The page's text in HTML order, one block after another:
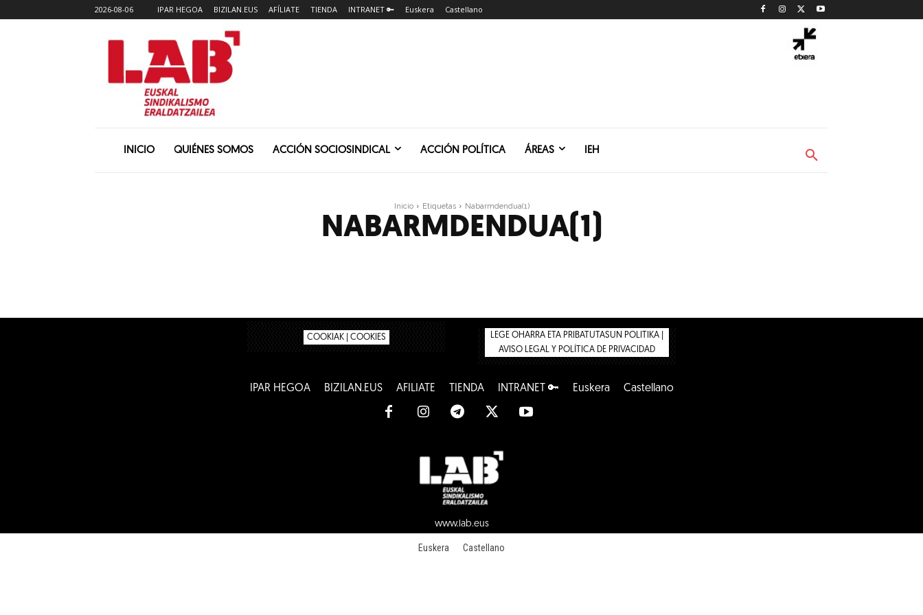
2026-08-06 IPAR HEGOA BIZILAN.EUS AFÍLIATE TIENDA INTRANET 🔑 Euskera Castellano
INICIO QUIÉNES SOMOS ACCIÓN SOCIOSINDICAL ACCIÓN POLÍTICA ÁREAS IEH
Inicio Etiquetas Nabarmdendua(1)
NABARMDENDUA(1)
COOKIAK | COOKIES
LEGE OHARRA ETA PRIBATUTASUN POLITIKA |
AVISO LEGAL Y POLÍTICA DE PRIVACIDAD
IPAR HEGOA BIZILAN.EUS AFÍLIATE TIENDA INTRANET 🔑 Euskera Castellano
www.lab.eus
Euskera Castellano